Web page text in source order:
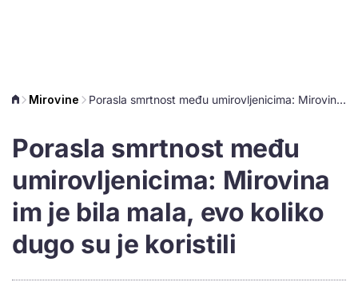
Mirovine Porasla smrtnost među umirovljenicima: Mirovina im je bila mala, evo koliko dugo su je koristili
Porasla smrtnost među
umirovljenicima: Mirovina
im je bila mala, evo koliko
dugo su je koristili